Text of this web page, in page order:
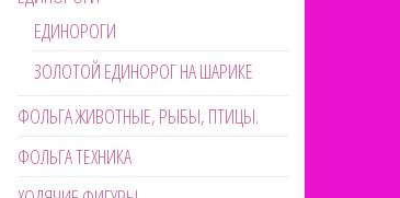
ЕДИНОРОГИ
ЗОЛОТОЙ ЕДИНОРОГ НА ШАРИКЕ
ФОЛЬГА ЖИВОТНЫЕ, РЫБЫ, ПТИЦЫ.
ФОЛЬГА ТЕХНИКА